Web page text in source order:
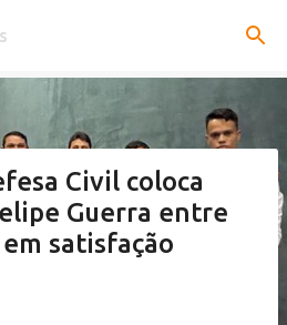
conteúdo principal
Civil coloca
Guerra entre
satisfação